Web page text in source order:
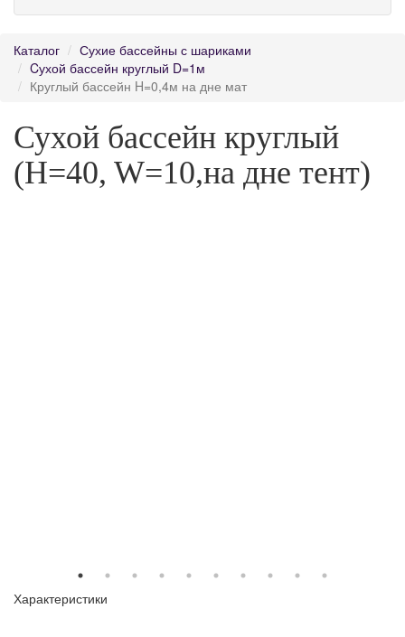
Каталог
Сухие бассейны с шариками
Cухой бассейн круглый D=1м
Круглый бассейн H=0,4м на дне мат
Сухой бассейн круглый
(H=40, W=10,на дне тент)
Характеристики